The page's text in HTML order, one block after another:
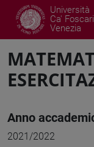
Università
Ca' Foscari
Venezia
Anno
2021/2022